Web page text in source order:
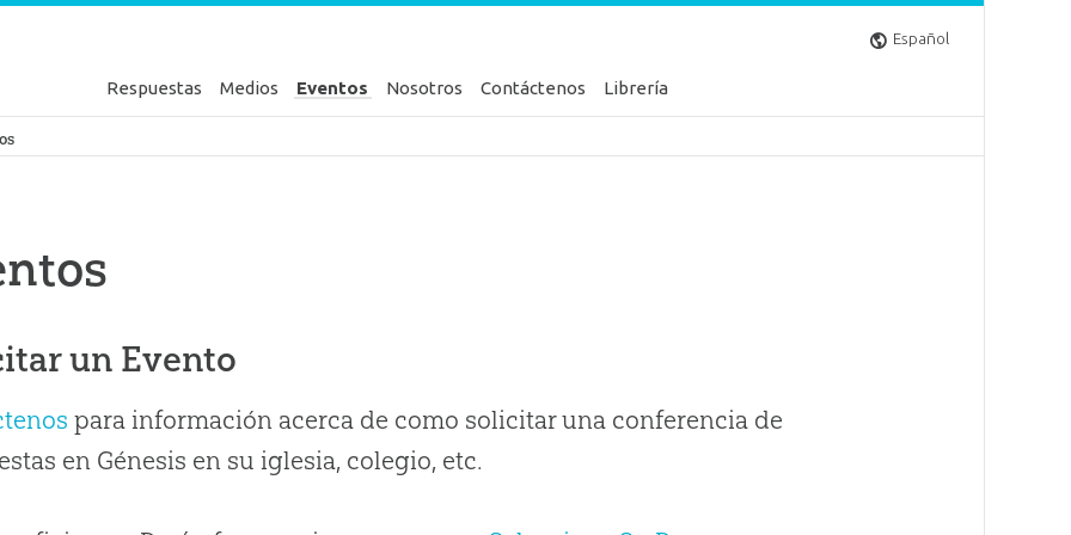
Español
Respuestas Medios Eventos Nosotros Contáctenos Librería
Génesis
un Evento
para información acerca de como solicitar una conferencia de
en Génesis en su iglesia, colegio, etc.